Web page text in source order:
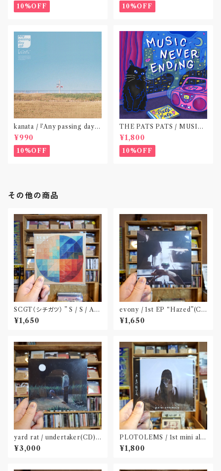
10%OFF 10%OFF
kanata / 『Any passing day -
EP』(CD作品)〝東京〟
¥990
10%OFF
THE PATS PATS / MUSIC
NEVER ENDING(CD作品)
¥1,800
10%OFF
その他の商品
SCGT（シチガツ） ” S / S / A /
W”(CD)
¥1,650
evony / 1st EP “Hazed”(C
D) Released by FURTHER
PLATONIC〝千葉〟
¥1,650
yard rat / undertaker(CD)
〝熊本〟
¥3,000
PLOTOLEMS / 1st mini alb
um 「para?anomaly」(CD)
¥1,800